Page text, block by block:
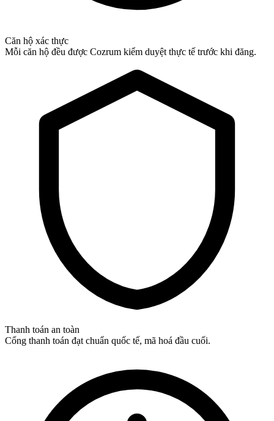
Căn hộ xác thực
Mỗi căn hộ đều được Cozrum kiểm duyệt thực tế trước khi đăng.
Thanh toán an toàn
Cổng thanh toán đạt chuẩn quốc tế, mã hoá đầu cuối.